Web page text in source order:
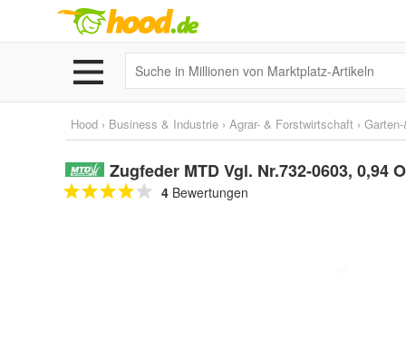
Hood › Business & Industrie › Agrar- & Forstwirtschaft ›
Zugfeder MTD Vgl. Nr.732-0603, 0,94
4 Bewertungen